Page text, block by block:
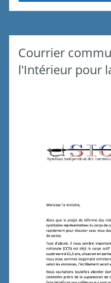
Courrier
l'Intérieur pour